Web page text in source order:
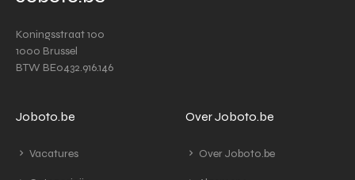
Koningsstraat 100
1000 Brussel
BTW BE0432.916.146
Joboto.be
Vacatures
Over Joboto.be
Over Joboto.be